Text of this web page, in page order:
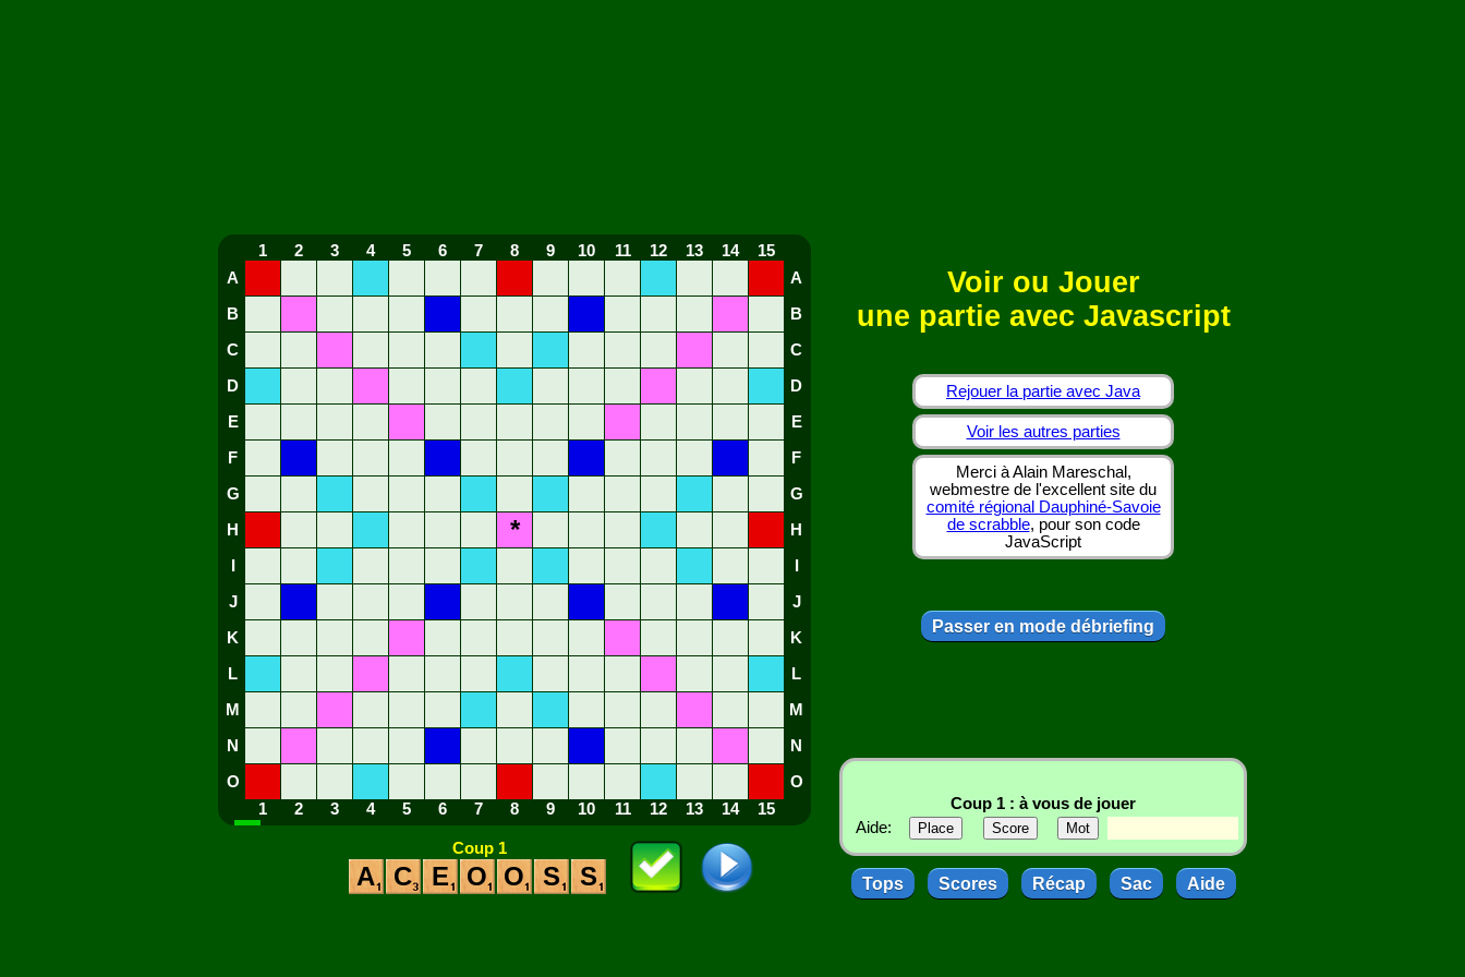
1 2 3 4 5 6 7 8 9 10 11 12 13 14
15
A
A
B B
C C
D D
E E
F F
G G
H * H
J J
K K
L L
M M
N N
O
O
1
2 3 4 5 6 7 8 9 10 11 12 13 14 15
Coup 1
A C E O O S S
Voir ou Jouer
une partie avec Javascript
Rejouer la partie avec Java
Voir les autres parties
Merci à Alain Mareschal,
webmestre de l'excellent site du
comité régional Dauphiné-Savoie
de scrabble, pour son code
JavaScript
Passer en mode débriefing
Coup 1 : à vous de jouer
Aide:
Tops Scores Récap Sac Aide